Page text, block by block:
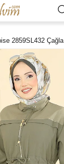
2859SL432 Çağla